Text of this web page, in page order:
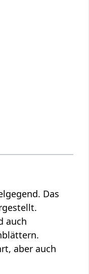
Das
auch
aber auch